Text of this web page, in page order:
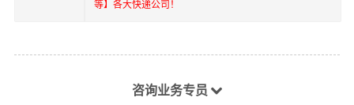
等】各大快递公司！
咨询业务专员